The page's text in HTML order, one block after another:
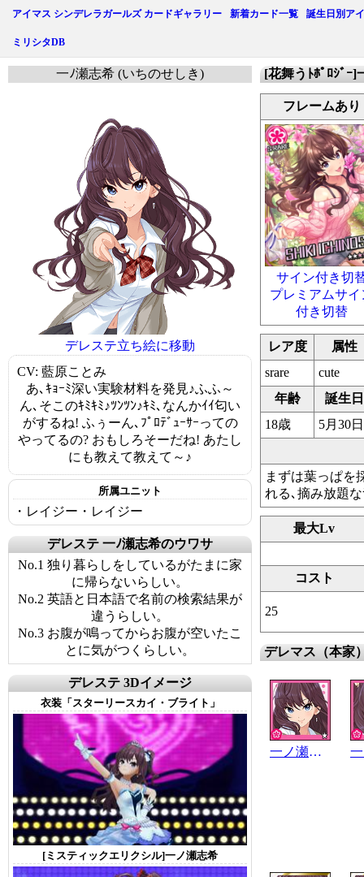
アイマス シンデレラガールズ カードギャラリー 新着カード一覧 誕生日別ア
ミリシタDB
[花舞うﾄﾎﾟﾛｼﾞｰ]
フレームあり
サイン付き切
プレミアムサイ
付き切替
レア度
属性
srare
cute
年齢
誕生日
18歳
5月30日
まずは葉っぱを
れる､摘み放題
最大Lv
コスト
25
デレマス（本家
一ノ瀬志希
一ﾉ瀬志希 (いちのせしき)
デレステ立ち絵に移動
CV: 藍原ことみ
あ､ｷｮｰﾐ深い実験材料を発見♪ふふ～
ん､そこのｷﾐｷﾐ♪ﾂﾝﾂﾝ♪ｷﾐ､なんかｲｲ匂い
がするね! ふぅーん､ﾌﾟﾛﾃﾞｭｰｻｰっての
やってるの? おもしろそーだね! あたし
にも教えて教えて～♪
所属ユニット
・レイジー・レイジー
デレステ 一ﾉ瀬志希のウワサ
No.1 独り暮らしをしているがたまに家
に帰らないらしい。
No.2 英語と日本語で名前の検索結果が
違うらしい。
No.3 お腹が鳴ってからお腹が空いたこ
とに気がつくらしい。
デレステ 3Dイメージ
衣装「スターリースカイ・ブライト」
[ミスティックエリクシル]一ノ瀬志希